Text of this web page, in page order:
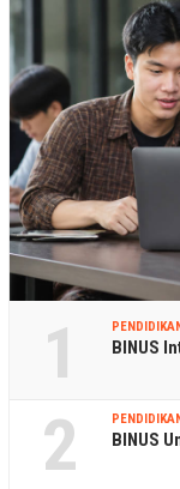
1 BINUS
2 BINUS